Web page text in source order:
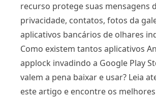
recurso protege suas mensagens
privacidade, contatos, fotos da
aplicativos bancários de olhares
Como existem tantos aplicativos
applock invadindo a Google Play
valem a pena baixar e usar? Leia
este artigo e encontre os